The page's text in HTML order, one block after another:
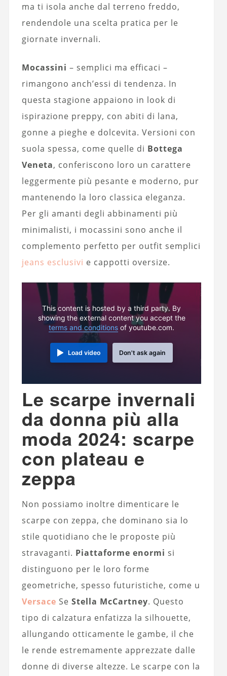
ma ti isola anche dal terreno freddo,
rendendole una scelta pratica per le
giornate invernali.
Mocassini – semplici ma efficaci –
rimangono anch’essi di tendenza. In
questa stagione appaiono in look di
ispirazione preppy, con abiti di lana,
gonne a pieghe e dolcevita. Versioni con
suola spessa, come quelle di Bottega
Veneta, conferiscono loro un carattere
leggermente più pesante e moderno, pur
mantenendo la loro classica eleganza.
Per gli amanti degli abbinamenti più
minimalisti, i mocassini sono anche il
complemento perfetto per outfit semplici
jeans esclusivi e cappotti oversize.
This content is hosted by a third party. By
showing the external content you accept the
terms and conditions of youtube.com.
Load video Don't ask again
Le scarpe invernali
da donna più alla
moda 2024: scarpe
con plateau e
zeppa
Non possiamo inoltre dimenticare le
scarpe con zeppa, che dominano sia lo
stile quotidiano che le proposte più
stravaganti. Piattaforme enormi si
distinguono per le loro forme
geometriche, spesso futuristiche, come u
Versace Se Stella McCartney. Questo
tipo di calzatura enfatizza la silhouette,
allungando otticamente le gambe, il che
le rende estremamente apprezzate dalle
donne di diverse altezze. Le scarpe con la